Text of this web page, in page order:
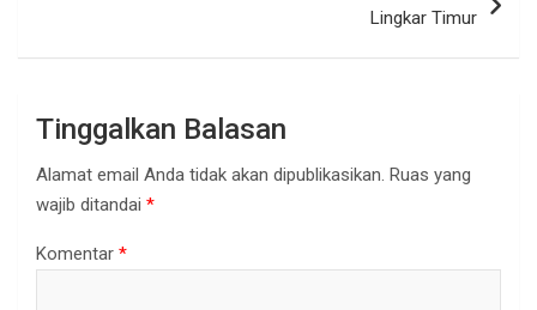
Lingkar Timur
Tinggalkan Balasan
Alamat email Anda tidak akan dipublikasikan. Ruas yang
wajib ditandai *
Komentar *